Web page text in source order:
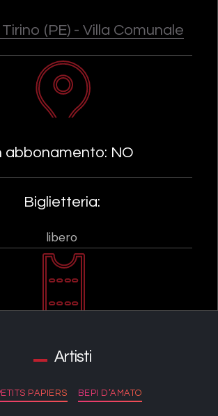
(PE) - Villa Comunale
abbonamento: NO
Biglietteria:
libero
Artisti
PAPIERS BEPI D’AMATO